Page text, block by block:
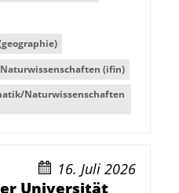
(ifin)
Naturwissenschaften
16. Juli 2026
Universität